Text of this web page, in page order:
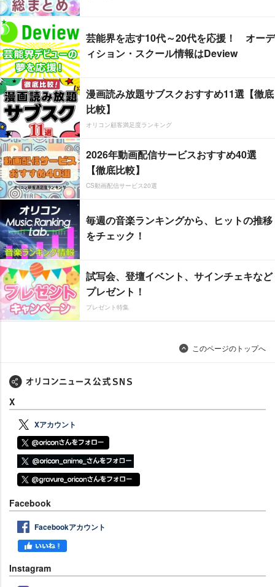
芸能界を志す10代～20代を応援！ オーデ
ィション・スクール情報はDeview
漫画読み放題サブスクおすすめ11選【徹底
比較】
オリコン顧客満足度ランキング
2026年動画配信サービスおすすめ40選
【徹底比較】
CS動画配信サービス20選
毎週の音楽ランキングから、ヒットの推移
をチェック！
試写会、登壇イベント、サインチェキなど
プレゼント！
プレゼント特集
このページのトップへ
X
Xアカウント
Facebook
Facebookアカウント
Instagram